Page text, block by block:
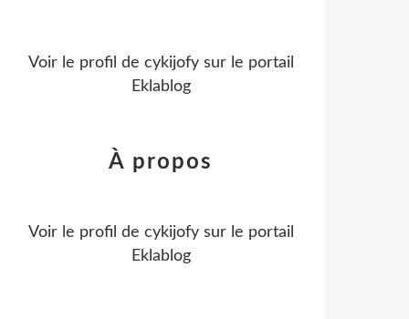
Voir le profil de cykijofysur le portail
Eklablog
À propos
Voir le profil de cykijofysur le portail
Eklablog